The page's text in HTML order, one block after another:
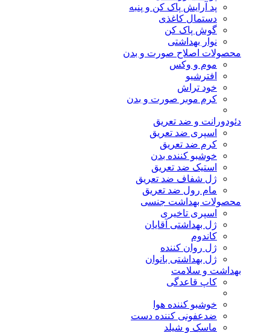
پد آرایش پاک کن و پنبه
دستمال کاغذی
گوش پاک کن
نوار بهداشتی
محصولات اصلاح صورت و بدن
موم و وکس
افترشیو
خود تراش
کرم موبر صورت و بدن
دئودورانت و ضد تعریق
اسپری ضد تعریق
کرم ضد تعریق
خوشبو کننده بدن
استیک ضد تعریق
ژل شفاف ضد تعریق
مام رول ضد تعریق
محصولات بهداشت جنسی
اسپری تاخیری
ژل بهداشتی آقایان
کاندوم
ژل روان کننده
ژل بهداشتی بانوان
بهداشت و سلامت
کاپ قاعدگی
خوشبو کننده هوا
ضدعفونی کننده دست
ماسک و شیلد